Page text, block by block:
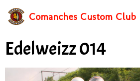
Comanches Custom Club
Edelweizz 014